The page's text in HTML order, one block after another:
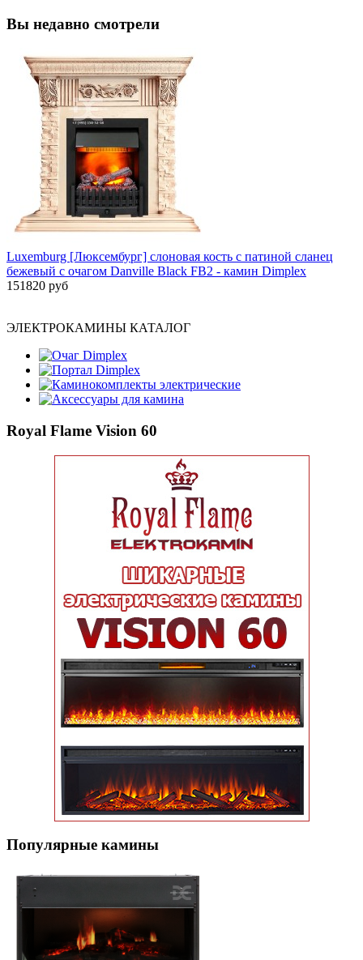
Вы недавно смотрели
Luxemburg [Люксембург] слоновая кость с патиной сланец
бежевый с очагом Danville Black FB2 - камин Dimplex
151820 руб
ЭЛЕКТРОКАМИНЫ КАТАЛОГ
Очаг Dimplex
Портал Dimplex
Каминокомплекты электрические
Аксессуары для камина
Royal Flame Vision 60
Популярные кaмины